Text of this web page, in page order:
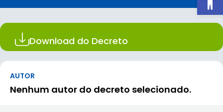
Download do Decreto
AUTOR
Nenhum autor do decreto selecionado.